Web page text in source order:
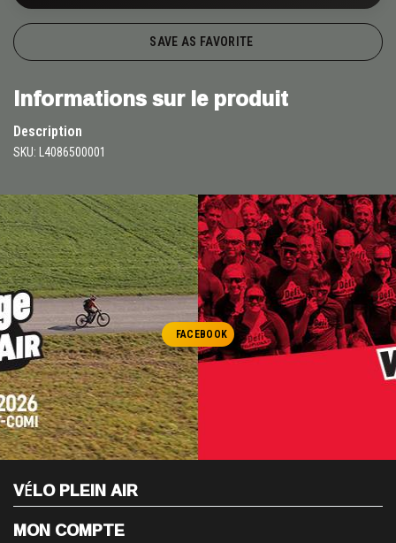
SAVE AS FAVORITE
Informations sur le produit
Description
SKU: L4086500001
FACEBOOK
VÉLO PLEIN AIR
MON COMPTE